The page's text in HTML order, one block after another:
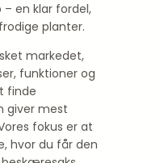
en klar fordel,
planter.
markedet,
funktioner og
finde
giver mest
fokus er at
hvor du får den